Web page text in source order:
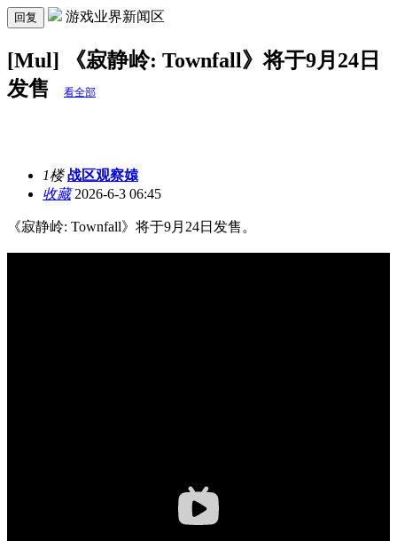
回复 游戏业界新闻区
[Mul] 《寂静岭: Townfall》将于9月24日
发售
看全部
1楼 战区观察媴
收藏2026-6-3 06:45
《寂静岭: Townfall》将于9月24日发售。